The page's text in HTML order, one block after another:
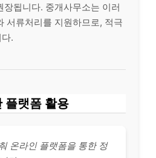
장됩니다. 중개사무소는 이러
서류처리를 지원하므로, 적극
.
플랫폼 활용
온라인 플랫폼을 통한 정